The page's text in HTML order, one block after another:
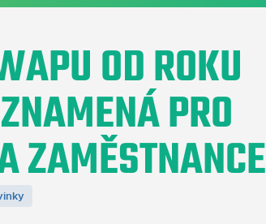
OD ROKU
PRO
ZAMĚSTNANCE